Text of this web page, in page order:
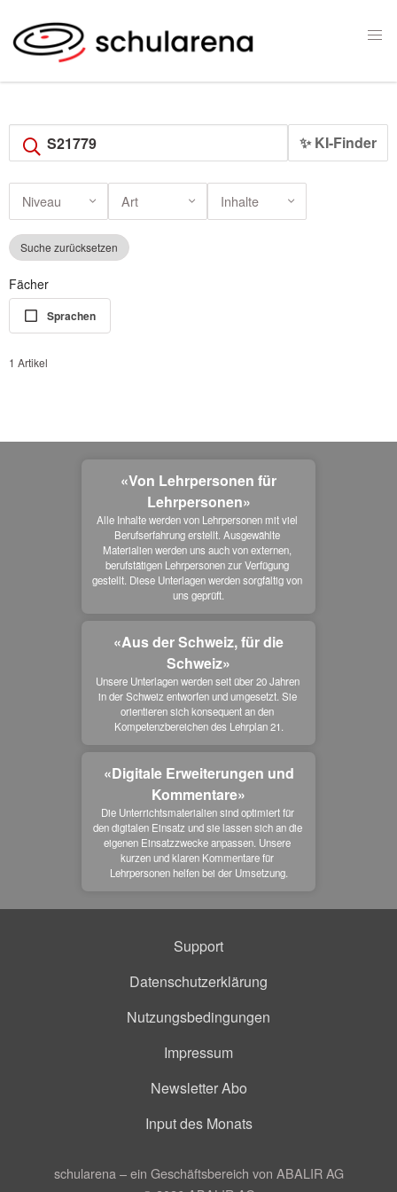
✨ KI-Finder
Niveau Art Inhalte
Suche zurücksetzen
Fächer
Sprachen
1 Artikel
«Von Lehrpersonen für
Lehrpersonen»
Alle Inhalte werden von Lehrpersonen mit viel
Berufserfahrung erstellt. Ausgewählte
Materialien werden uns auch von externen,
berufstätigen Lehrpersonen zur Verfügung
gestellt. Diese Unterlagen werden sorgfältig von
uns geprüft.
«Aus der Schweiz, für die
Schweiz»
Unsere Unterlagen werden seit über 20 Jahren
in der Schweiz entworfen und umgesetzt. Sie
orientieren sich konsequent an den
Kompetenzbereichen des Lehrplan 21.
«Digitale Erweiterungen und
Kommentare»
Die Unterrichtsmaterialien sind optimiert für
den digitalen Einsatz und sie lassen sich an die
eigenen Einsatzzwecke anpassen. Unsere
kurzen und klaren Kommentare für
Lehrpersonen helfen bei der Umsetzung.
Support
Datenschutzerklärung
Nutzungsbedingungen
Impressum
Newsletter Abo
Input des Monats
schularena – ein Geschäftsbereich von ABALIR AG